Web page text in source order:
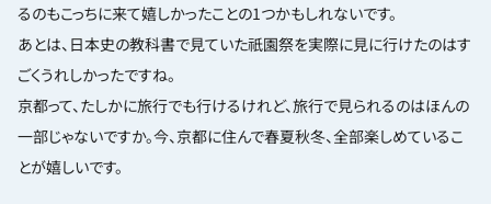
るのもこっちに来て嬉しかったことの1つかもしれないです。
あとは、日本史の教科書で見ていた祇園祭を実際に見に行けたのはす
ごくうれしかったですね。
京都って、たしかに旅行でも行けるけれど、旅行で見られるのはほんの
一部じゃないですか。今、京都に住んで春夏秋冬、全部楽しめているこ
とが嬉しいです。